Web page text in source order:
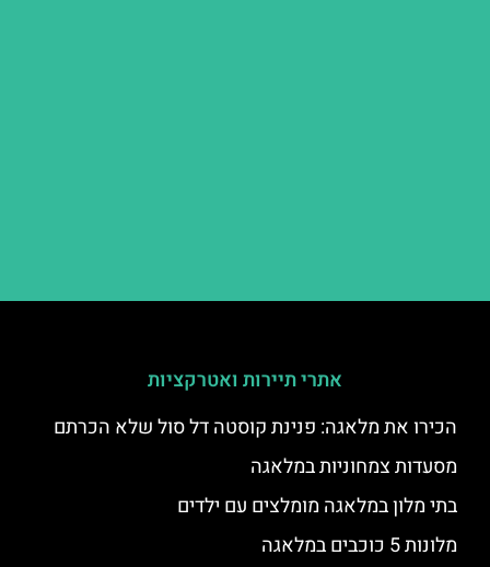
אתרי תיירות ואטרקציות
הכירו את מלאגה: פנינת קוסטה דל סול שלא הכרתם
מסעדות צמחוניות במלאגה
בתי מלון במלאגה מומלצים עם ילדים
מלונות 5 כוכבים במלאגה